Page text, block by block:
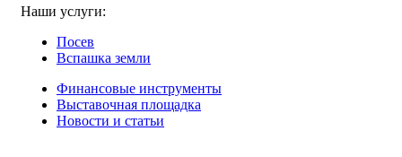
Наши услуги:
Посев
Вспашка земли
Финансовые инструменты
Выставочная площадка
Новости и статьи